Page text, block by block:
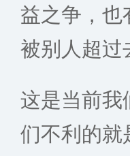
益之争，也
被别人超过
这是当前我
们不利的就